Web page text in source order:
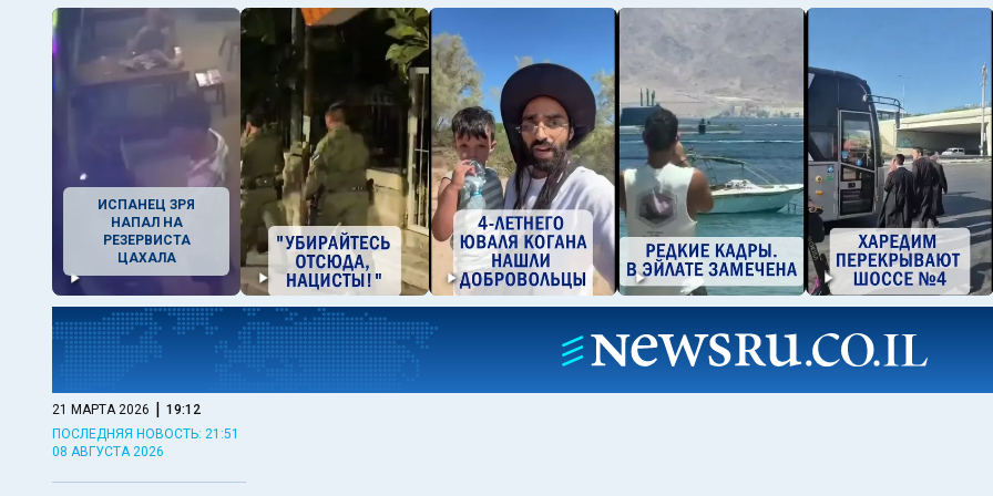
ИСПАНЕЦ ЗРЯ
НАПАЛ НА
РЕЗЕРВИСТА
ЦАХАЛА
21 МАРТА 2026 | 19:12
ПОСЛЕДНЯЯ НОВОСТЬ: 21:51
08 АВГУСТА 2026